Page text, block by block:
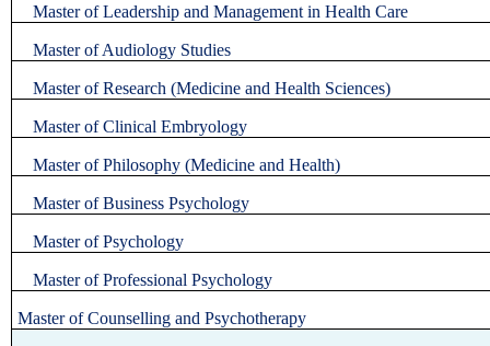
Master of Leadership and Management in Health Care
Master of Audiology Studies
Master of Research (Medicine and Health Sciences)
Master of Clinical Embryology
Master of Philosophy (Medicine and Health)
Master of Business Psychology
Master of Psychology
Master of Professional Psychology
Master of Counselling and Psychotherapy